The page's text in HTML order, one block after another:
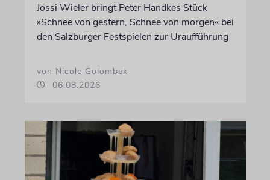
Jossi Wieler bringt Peter Handkes Stück
»Schnee von gestern, Schnee von morgen« bei
den Salzburger Festspielen zur Uraufführung
von Nicole Golombek
06.08.2026